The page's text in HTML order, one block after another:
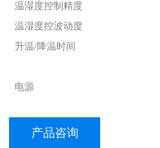
温湿度控制精度
温湿度控波动度
升温/降温时间
电源
产品咨询